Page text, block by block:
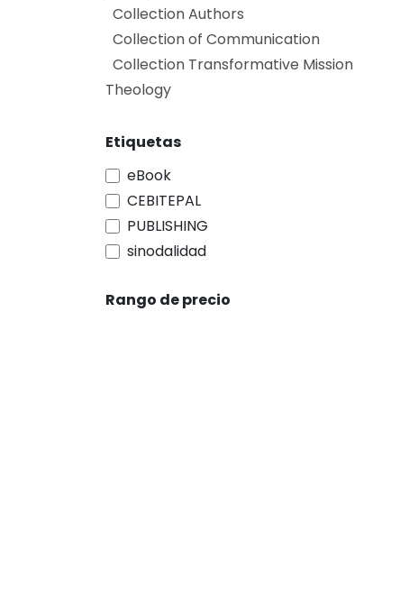
Collection Authors
Collection of Communication
Collection Transformative Mission
Theology
Etiquetas
eBook
CEBITEPAL
PUBLISHING
sinodalidad
Rango de precio